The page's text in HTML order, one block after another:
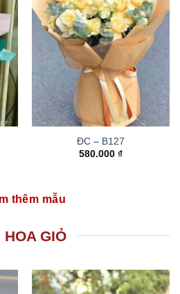
ĐC – B127
580.000 ₫
thêm mẫu
HOA GIỎ